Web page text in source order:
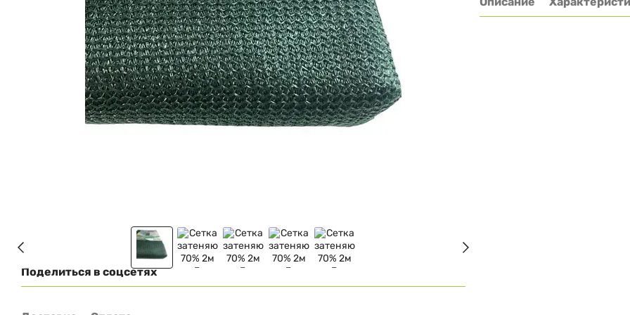
Поделиться в соцсетях